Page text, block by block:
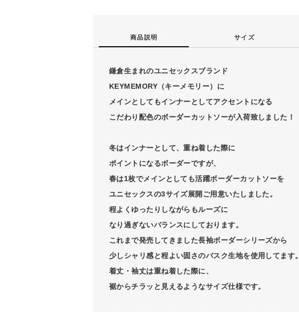
商品説明 サイズ
鎌倉生まれのユニセックスブランド
KEYMEMORY（キーメモリー）に
メインとしてもインナーとしてアクセントになる
こだわり配色のボーダーカットソーが入荷致しました！
冬はインナーとして、重ね着した際に
ポイントになるボーダーですが、
春は1枚でメインとしても活躍ボーダーカットソーを
ユニセックスの3サイズ展開ご用意いたしました。
程よくゆったりしながらもルーズに
なり過ぎないバランスにしております。
これまで発売してきました長袖ボーダーシリーズから
少しシャリ感と程よい固さのバスク生地を使用してます。
着丈・袖丈は重ね着した際に、
裾からチラッと見えるようなサイズ仕様です。